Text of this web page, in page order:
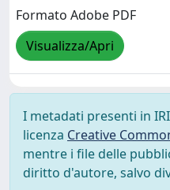
Formato Adobe PDF
Visualizza/Apri
I metadati presenti in
licenza Creative
mentre i file delle
diritto d'autore, salvo